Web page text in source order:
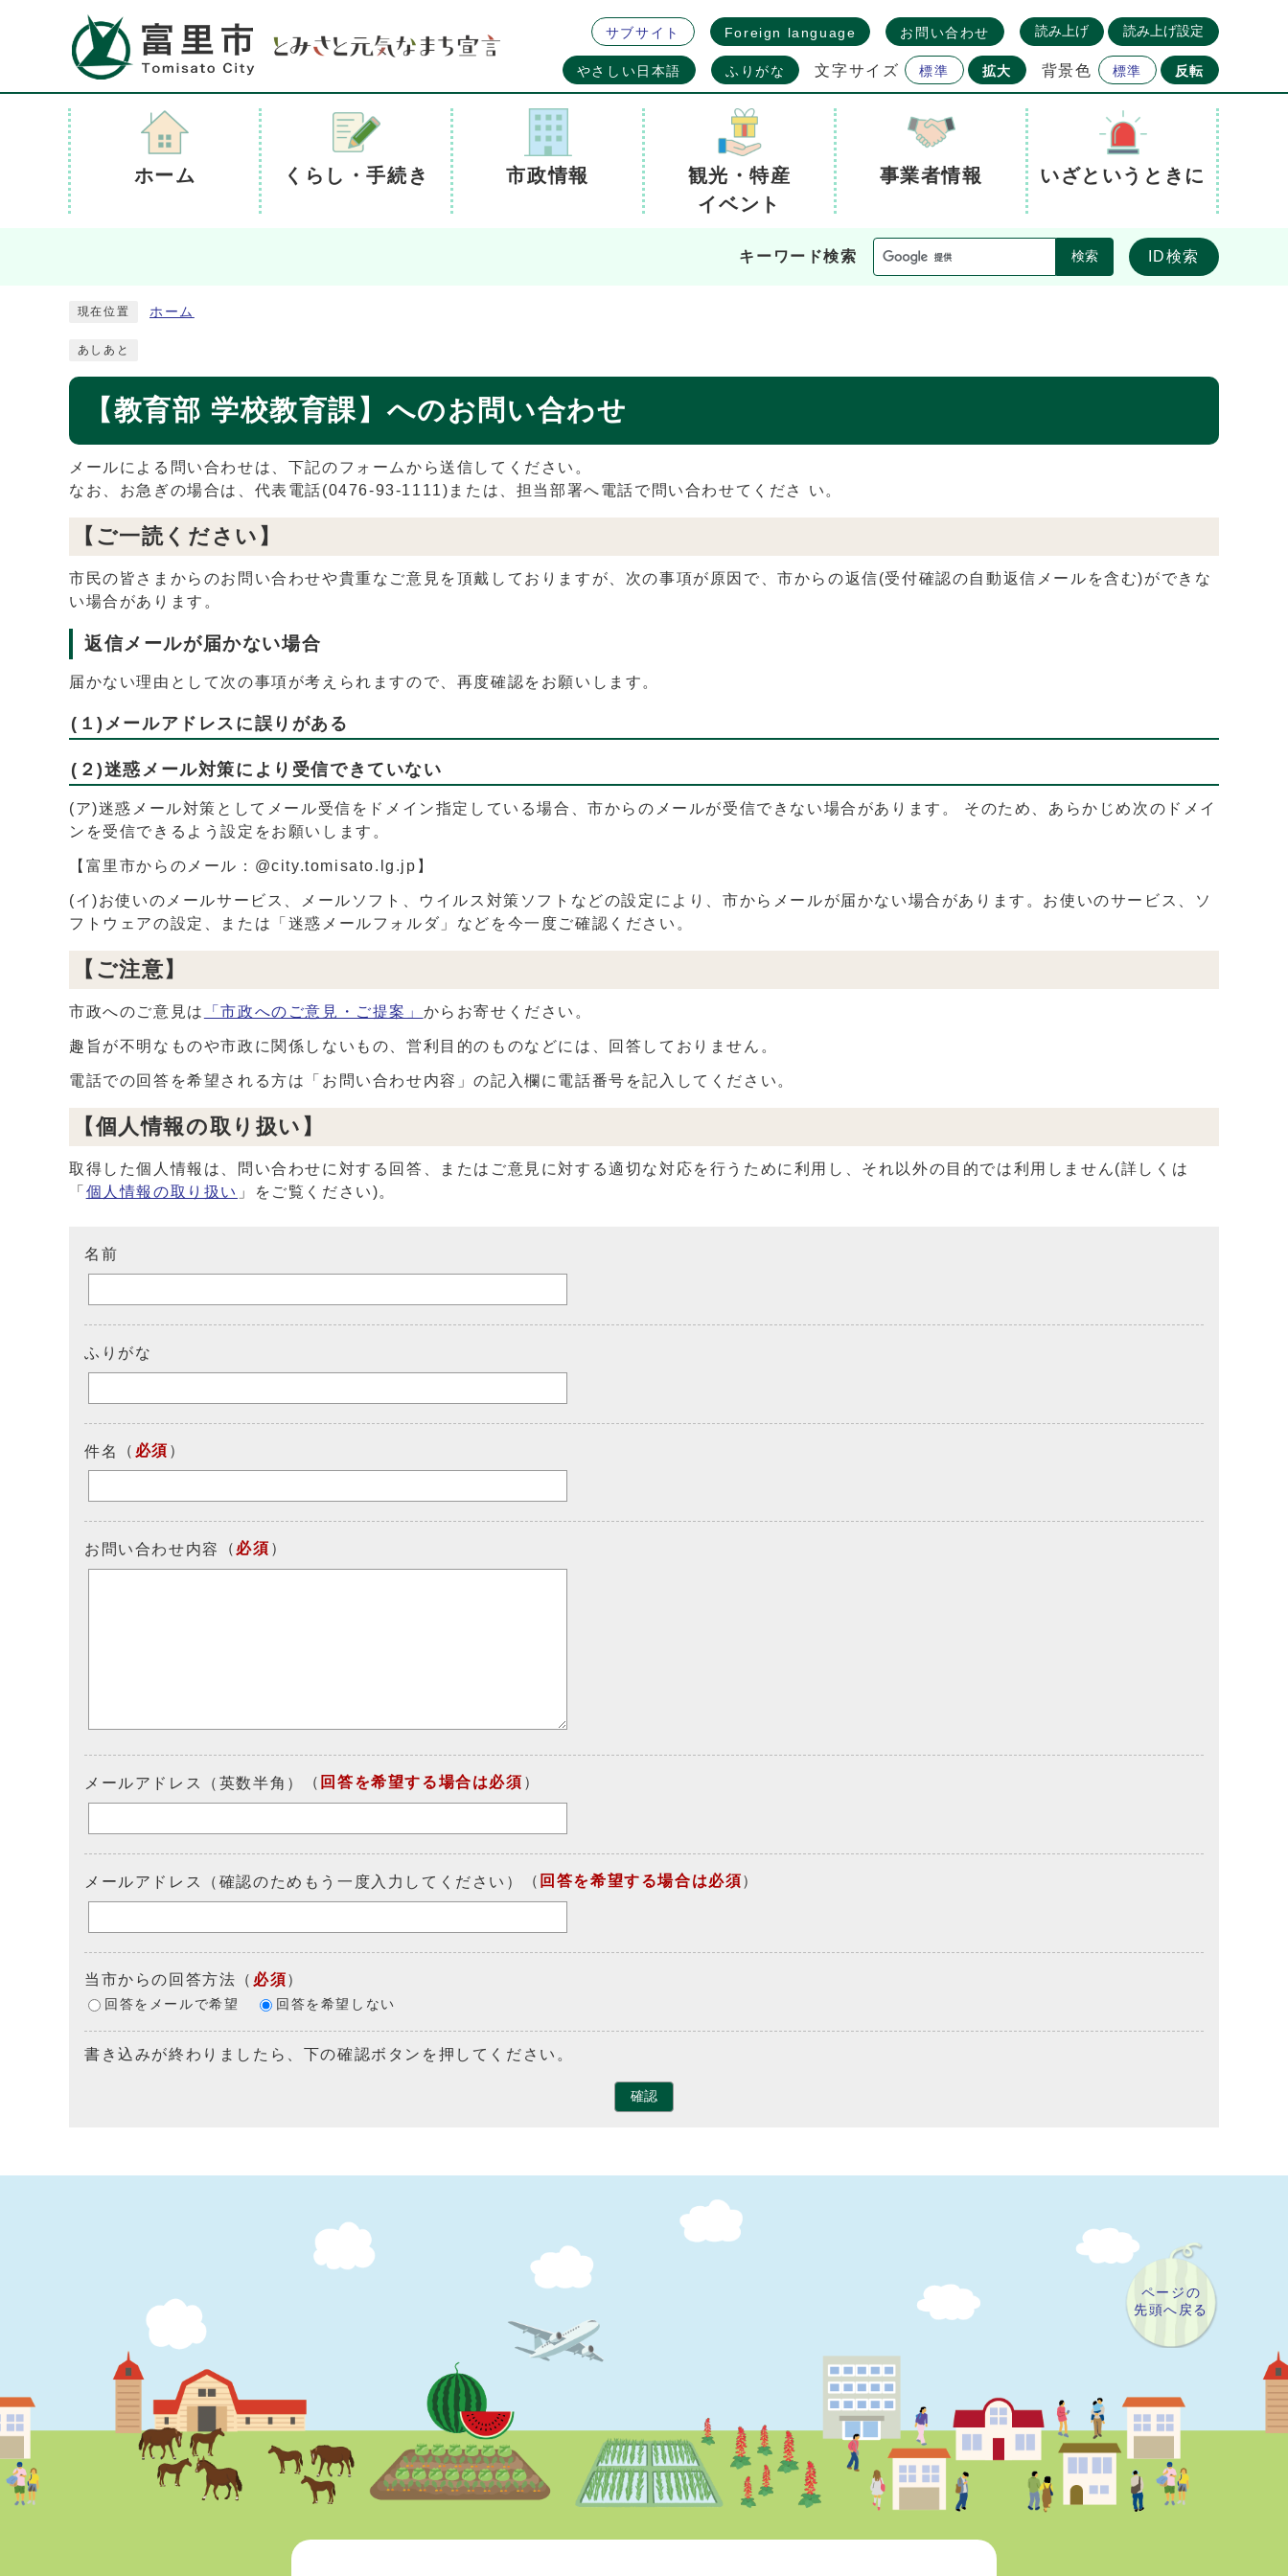
サブサイト Foreign language お問い合わせ 読み上げ 読み上げ設定
やさしい日本語 ふりがな 文字サイズ 標準 拡大 背景色 標準 反転
ホーム くらし・手続き 市政情報
観光・特産
イベント
事業者情報 いざというときに
キーワード検索 検索 ID検索
現在位置 ホーム
あしあと
【教育部 学校教育課】へのお問い合わせ
メールによる問い合わせは、下記のフォームから送信してください。
なお、お急ぎの場合は、代表電話(0476-93-1111)または、担当部署へ電話で問い合わせてくださ い。
【ご一読ください】
市民の皆さまからのお問い合わせや貴重なご意見を頂戴しておりますが、次の事項が原因で、市からの返信(受付確認の自動返信メールを含む)ができな
い場合があります。
返信メールが届かない場合
届かない理由として次の事項が考えられますので、再度確認をお願いします。
(１)メールアドレスに誤りがある
(２)迷惑メール対策により受信できていない
(ア)迷惑メール対策としてメール受信をドメイン指定している場合、市からのメールが受信できない場合があります。 そのため、あらかじめ次のドメイ
ンを受信できるよう設定をお願いします。
【富里市からのメール：@city.tomisato.lg.jp】
(イ)お使いのメールサービス、メールソフト、ウイルス対策ソフトなどの設定により、市からメールが届かない場合があります。お使いのサービス、ソ
フトウェアの設定、または「迷惑メールフォルダ」などを今一度ご確認ください。
【ご注意】
市政へのご意見は 「市政へのご意見・ご提案」 からお寄せください。
趣旨が不明なものや市政に関係しないもの、営利目的のものなどには、回答しておりません。
電話での回答を希望される方は「お問い合わせ内容」の記入欄に電話番号を記入してください。
【個人情報の取り扱い】
取得した個人情報は、問い合わせに対する回答、またはご意見に対する適切な対応を行うために利用し、それ以外の目的では利用しません(詳しくは
「 個人情報の取り扱い 」をご覧ください)。
名前
ふりがな
件名 （ 必須 ）
お問い合わせ内容 （ 必須 ）
メールアドレス（英数半角） （ 回答を希望する場合は必須 ）
メールアドレス（確認のためもう一度入力してください） （ 回答を希望する場合は必須）
当市からの回答方法 （ 必須）
回答をメールで希望 回答を希望しない
書き込みが終わりましたら、下の確認ボタンを押してください。
確認
ページの
先頭へ戻る